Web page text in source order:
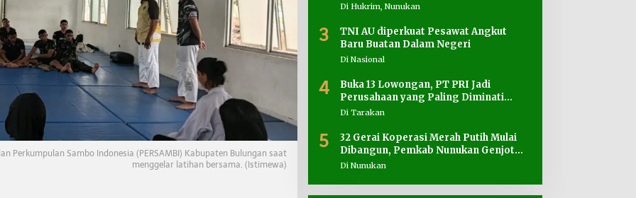
Perkumpulan Sambo Indonesia (PERSAMBI) Kabupaten Bulungan saat
menggelar latihan bersama. (Istimewa)
Di Hukrim, Nunukan
3
TNI AU diperkuat Pesawat Angkut
Baru Buatan Dalam Negeri
Di Nasional
4
Buka 13 Lowongan, PT PRI Jadi
Perusahaan yang Paling Diminati
Pencari Kerja
Di Tarakan
5
32 Gerai Koperasi Merah Putih Mulai
Dibangun, Pemkab Nunukan Genjot
Penyediaan Lahan
Di Nunukan